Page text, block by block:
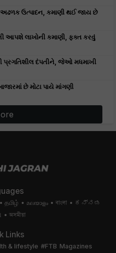
અઢળક ઉત્પાદન, કમાણી થઈ જાય છે
આપશે લાખોની કમાણી, ફક્ત કરવું
પ્રગતિશીલ દંપતીને, જેઓ મધમાખી
છે મોટા પાયે માંગણી
தமிழ் മലയാളം বাংলা
ಕನ್ನಡ
অসমীয়া
Links
& lifestyle #FTB Magazines